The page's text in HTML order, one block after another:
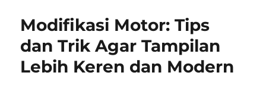
Modifikasi Motor: Tips
dan Trik Agar Tampilan
Lebih Keren dan Modern